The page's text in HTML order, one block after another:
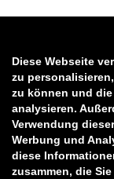
Diese Webseite
zu
zu können und
analysieren.
Verwendung
Werbung und
diese
zusammen, die